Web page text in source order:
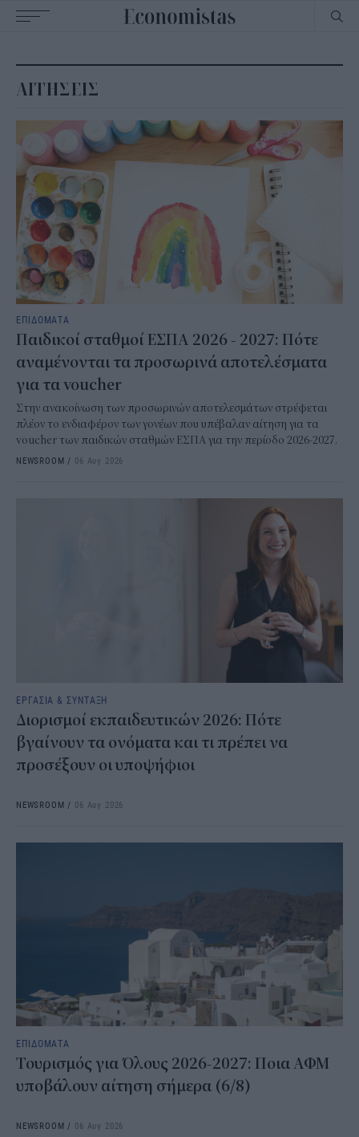
navigation
ΑΙΤΗΣΕΙΣ
ΕΠΙΔΟΜΑΤΑ
Παιδικοί σταθμοί ΕΣΠΑ 2026 - 2027: Πότε
αναμένονται τα προσωρινά αποτελέσματα
για τα voucher
Στην ανακοίνωση των προσωρινών αποτελεσμάτων στρέφεται
πλέον το ενδιαφέρον των γονέων που υπέβαλαν αίτηση για τα
voucher των παιδικών σταθμών ΕΣΠΑ για την περίοδο 2026-2027.
NEWSROOM / 06 Αυγ 2026
ΕΡΓΑΣΙΑ & ΣΥΝΤΑΞΗ
Διορισμοί εκπαιδευτικών 2026: Πότε
βγαίνουν τα ονόματα και τι πρέπει να
προσέξουν οι υποψήφιοι
NEWSROOM / 06 Αυγ 2026
ΕΠΙΔΟΜΑΤΑ
Τουρισμός για Όλους 2026-2027: Ποια ΑΦΜ
υποβάλουν αίτηση σήμερα (6/8)
NEWSROOM / 06 Αυγ 2026